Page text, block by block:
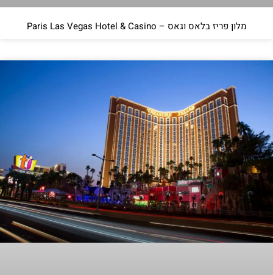
מלון פריז בלאס וגאס – Paris Las Vegas Hotel & Casino